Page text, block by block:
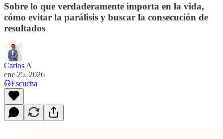
Sobre lo que verdaderamente importa en la vida,
cómo evitar la parálisis y buscar la consecución de
resultados
Carlos A
ene 25, 2026
Escucha